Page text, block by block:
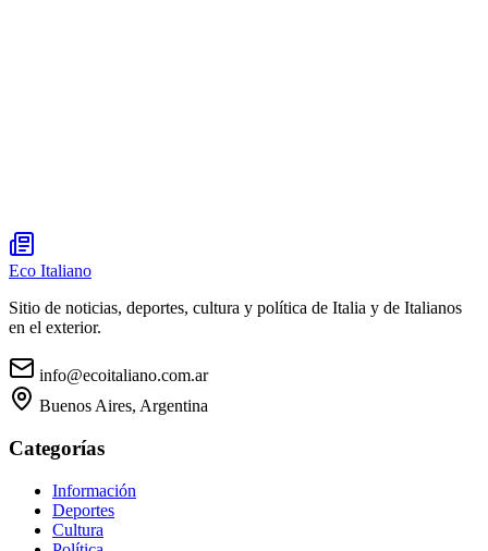
Eco Italiano
Sitio de noticias, deportes, cultura y política de Italia y de Italianos
en el exterior.
info@ecoitaliano.com.ar
Buenos Aires, Argentina
Categorías
Información
Deportes
Cultura